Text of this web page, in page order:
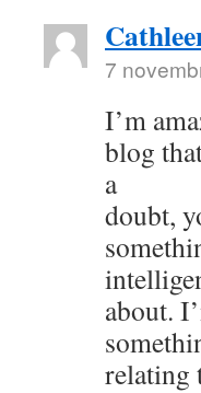
7
I’m
blog
a
doubt,
about.
relating